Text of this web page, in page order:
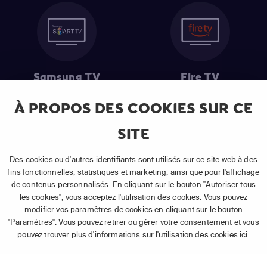
À PROPOS DES COOKIES SUR CE
SITE
Des cookies ou d'autres identifiants sont utilisés sur ce site web à des
fins fonctionnelles, statistiques et marketing, ainsi que pour l'affichage
de contenus personnalisés. En cliquant sur le bouton "Autoriser tous
les cookies", vous acceptez l'utilisation des cookies. Vous pouvez
modifier vos paramètres de cookies en cliquant sur le bouton
"Paramètres". Vous pouvez retirer ou gérer votre consentement et vous
pouvez trouver plus d'informations sur l'utilisation des cookies ici
Samsung TV Fire TV
souscription à un abonnement APP TV Basic.
(2) Prix de l'abonnement : TVA comprise, hors promotion, hors frais
uniques d'activation, hors frais de matériel et hors frais d'installation.
(3) Restart & Replay:Voir toutes les chaînes disposant de cette
fonctionnalité.